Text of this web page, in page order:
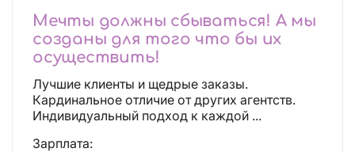
Мечты должны сбываться! А мы
созданы для того что бы их
осуществить!
Лучшие клиенты и щедрые заказы.
Кардинальное отличие от других агентств.
Индивидуальный подход к каждой ...
Зарплата: